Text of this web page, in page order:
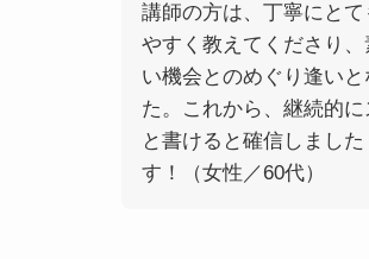
講師の方は、丁寧にとて
やすく教えてくださり、
い機会とのめぐり逢いと
た。これから、継続的に
と書けると確信しまし
す！（女性／60代）